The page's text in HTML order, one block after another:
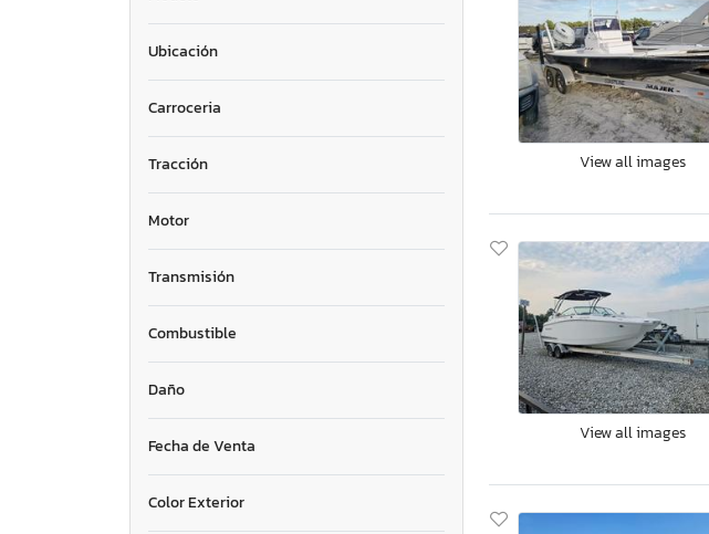
Ubicación
Carroceria
Tracción
Motor
Transmisión
Combustible
Daño
Fecha de Venta
Color Exterior
View all images
View all images